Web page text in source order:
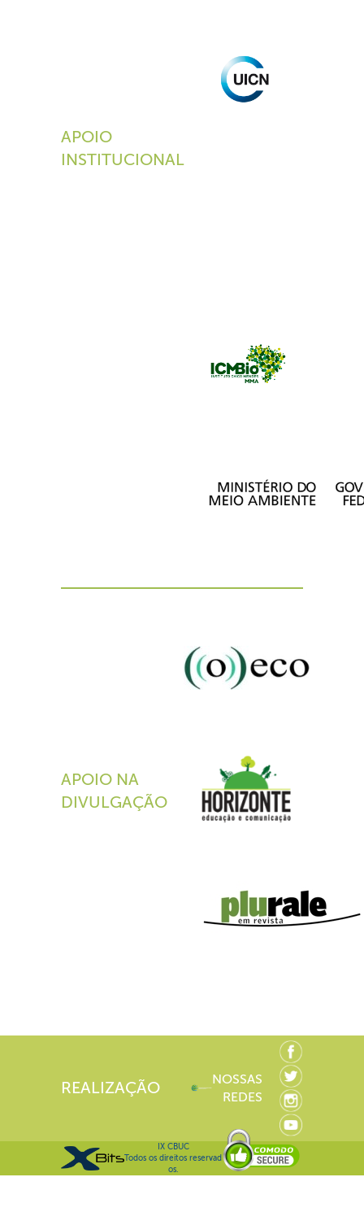
APOIO
INSTITUCIONAL
APOIO NA
DIVULGAÇÃO
REALIZAÇÃO
NOSSAS
REDES
IX CBUC
Todos os direitos reservad
os.